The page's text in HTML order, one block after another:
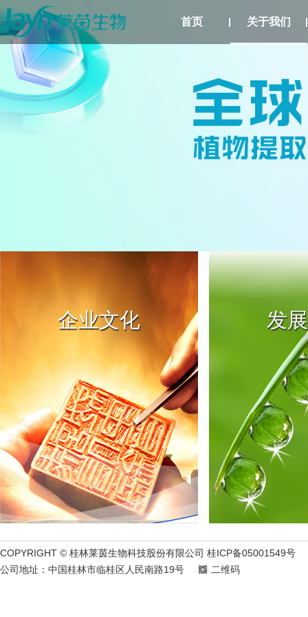
首页 关于我们
企业文化 发
COPYRIGHT © 桂林莱茵生物科技股份有限公司 桂ICP备05001549号
公司地址：中国桂林市临桂区人民南路19号
二维码